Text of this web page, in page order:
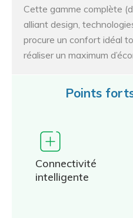
Cette gamme complète
alliant design,
procure un confort idéal
réaliser un maximum
Points
Connectivité
intelligente